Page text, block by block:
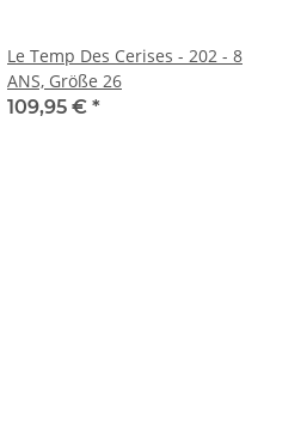
Le Temp Des Cerises - 202 - 8
ANS, Größe 26
109,95 € *